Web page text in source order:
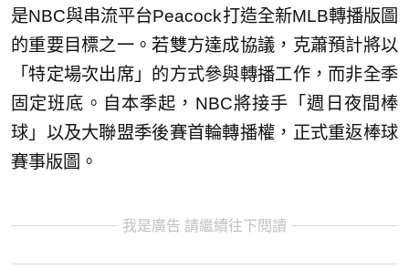
是NBC與串流平台Peacock打造全新MLB轉播版圖
的重要目標之一。若雙方達成協議，克蕭預計將以
「特定場次出席」的方式參與轉播工作，而非全季
固定班底。自本季起，NBC將接手「週日夜間棒
球」以及大聯盟季後賽首輪轉播權，正式重返棒球
賽事版圖。
我是廣告 請繼續往下閱讀